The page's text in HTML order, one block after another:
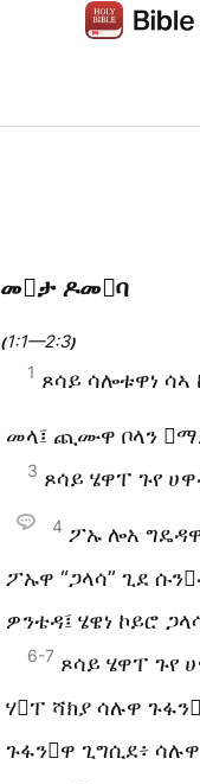
መታ ዶመባ
(1:1—2:3)
1 ጾሳይ ሳሎቱዋነ ሳኣ
መላ፤ ጪሙዋ ቦላን
3 ጾሳይ ሄዋፐ ጉየ
4 ፖኡ ሎአ
ፖኡዋ “ጋላሳ” ጊደ
ዎንቴዳ፤ ሄዌነ ኮይሮ
6-7 ጾሳይ ሄዋፐ ጉየ
ሃፐ ሻክያ ሳሉዋ
ጉፋንዋ ጊግሲደ፥ ሳሉዋ